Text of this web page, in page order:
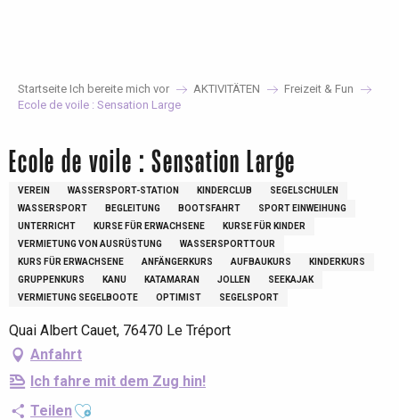
Startseite Ich bereite mich vor AKTIVITÄTEN
Freizeit & Fun
Ecole de voile : Sensation Large
Ecole de voile : Sensation Large
VEREIN WASSERSPORT-STATION KINDERCLUB
SEGELSCHULEN
WASSERSPORT
BEGLEITUNG BOOTSFAHRT
SPORT EINWEIHUNG
UNTERRICHT
KURSE FÜR ERWACHSENE
KURSE FÜR KINDER
VERMIETUNG VON AUSRÜSTUNG
WASSERSPORTTOUR
KURS FÜR ERWACHSENE
ANFÄNGERKURS AUFBAUKURS
KINDERKURS
GRUPPENKURS
KANU KATAMARAN JOLLEN
SEEKAJAK
VERMIETUNG SEGELBOOTE
OPTIMIST SEGELSPORT
Quai Albert Cauet, 76470 Le Tréport
Anfahrt
Ich fahre mit dem Zug hin!
TeilenAjouter aux favoris